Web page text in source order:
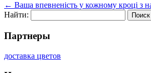
← Ваша впевненість у кожному кроці з
Найти:
Партнеры
доставка цветов